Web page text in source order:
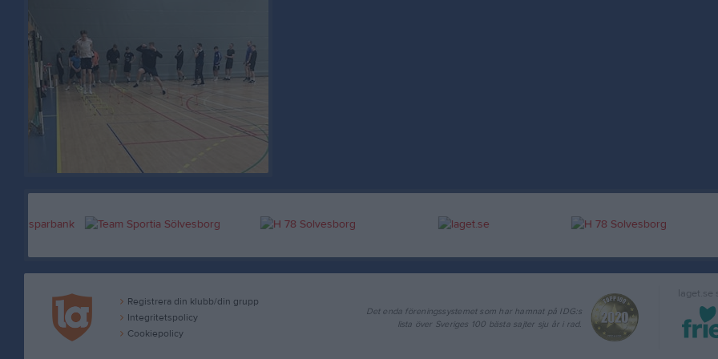
Registrera din klubb/din grupp
Integritetspolicy
Cookiepolicy
laget.se
Det enda föreningssystemet som har hamnat på IDG:s
lista över Sveriges 100 bästa sajter sju år i rad.